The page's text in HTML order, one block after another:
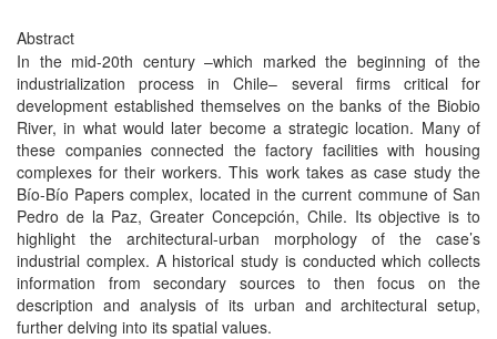
Abstract
In the mid-20th century –which marked the beginning of the
industrialization process in Chile– several firms critical for
development established themselves on the banks of the Biobio
River, in what would later become a strategic location. Many of
these companies connected the factory facilities with housing
complexes for their workers. This work takes as case study the
Bío-Bío Papers complex, located in the current commune of San
Pedro de la Paz, Greater Concepción, Chile. Its objective is to
highlight the architectural-urban morphology of the case’s
industrial complex. A historical study is conducted which collects
information from secondary sources to then focus on the
description and analysis of its urban and architectural setup,
further delving into its spatial values.